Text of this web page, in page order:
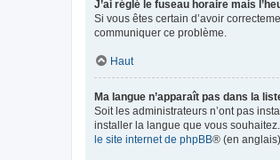
J’ai réglé le fuseau horaire mais
Si vous êtes certain d’avoir
communiquer ce problème.
Haut
Ma langue n’apparaît pas dans la
Soit les administrateurs n’ont pas
installer la langue que vous
le site internet de phpBB® (en anglais).